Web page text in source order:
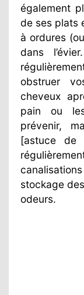
également
de ses plats
à ordures
dans
obstruer
cheveux
pain ou
prévenir,
[astuce de
canalisations
stockage
odeurs.